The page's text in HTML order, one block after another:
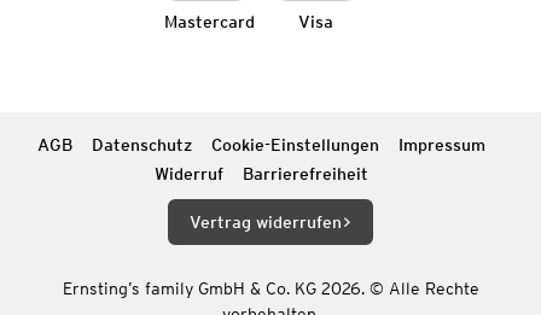
Mastercard Visa
AGB Datenschutz Cookie-Einstellungen
Impressum
Widerruf
Barrierefreiheit
Vertrag widerrufen
Ernsting’s family GmbH & Co. KG 2026. © Alle Rechte